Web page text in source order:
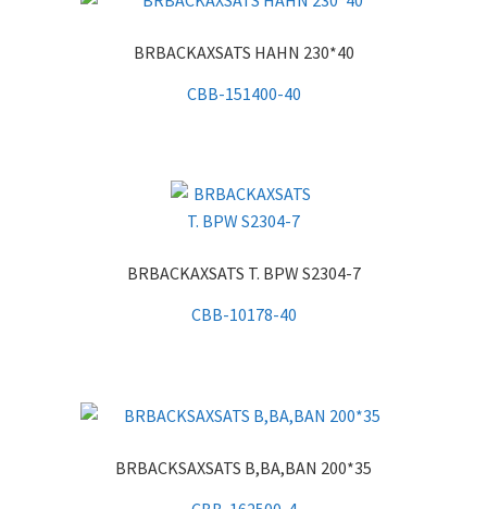
BRBACKAXSATS HAHN 230*40
CBB-151400-40
BRBACKAXSATS T. BPW S2304-7
CBB-10178-40
BRBACKSAXSATS B,BA,BAN 200*35